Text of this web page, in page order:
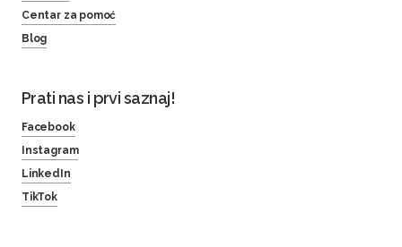
Centar za pomoć
Blog
Prati nas i prvi saznaj!
Facebook
Instagram
LinkedIn
TikTok